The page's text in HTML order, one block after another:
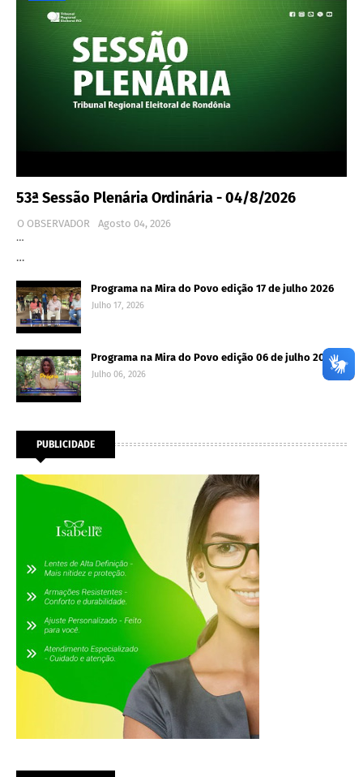
53ª Sessão Plenária Ordinária - 04/8/2026
O OBSERVADOR
Agosto 04, 2026
…
…
Programa na Mira do Povo edição 17 de julho 2026
Julho 17, 2026
Programa na Mira do Povo edição 06 de julho 2026
Julho 06, 2026
PUBLICIDADE